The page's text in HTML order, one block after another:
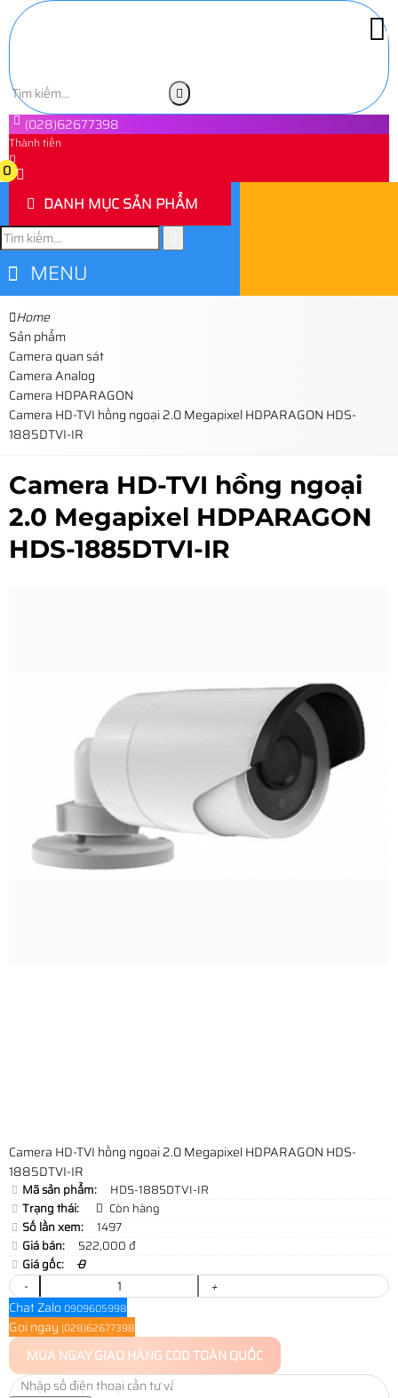
(028)62677398
Thành tiền
0
0
DANH MỤC SẢN PHẨM
MENU
Home
Sản phẩm
Camera quan sát
Camera Analog
Camera HDPARAGON
Camera HD-TVI hồng ngoại 2.0 Megapixel HDPARAGON HDS-
1885DTVI-IR
Camera HD-TVI hồng ngoại
2.0 Megapixel HDPARAGON
HDS-1885DTVI-IR
Camera HD-TVI hồng ngoại 2.0 Megapixel HDPARAGON HDS-
1885DTVI-IR
Mã sản phẩm:
HDS-1885DTVI-IR
Trạng thái:
Còn hàng
Số lần xem:
1497
Giá bán:
522,000 đ
Giá gốc:
0
-
+
Chat Zalo 0909605998
Gọi ngay (028)62677398
MUA NGAYGIAO HÀNG COD TOÀN QUỐC